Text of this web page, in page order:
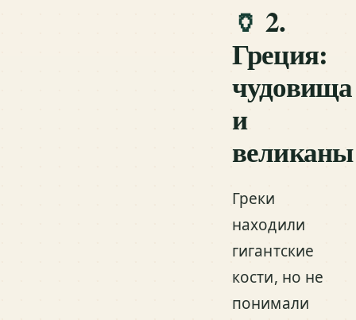
🏺2.
Греция:
чудовища
и
великаны
Греки
находили
гигантские
кости, но не
понимали